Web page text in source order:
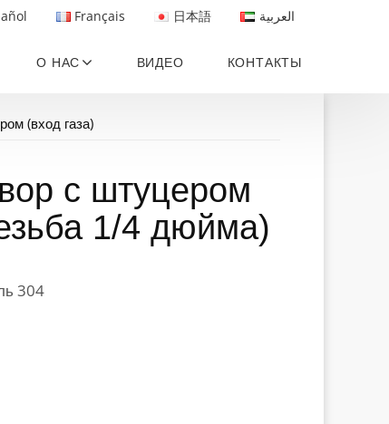
Français 日本語 العربية
О НАС ВИДЕО КОНТАКТЫ
(вход газа)
с штуцером
1/4 дюйма)
304